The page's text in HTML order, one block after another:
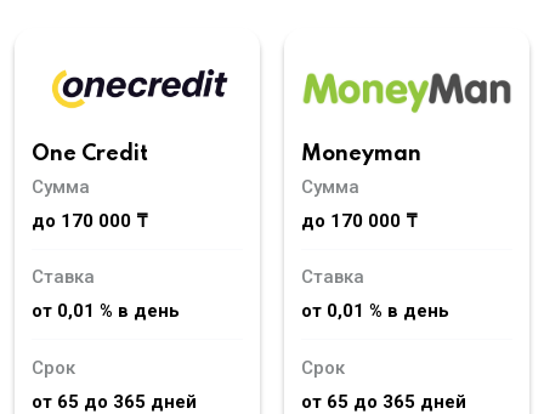
One Credit
Сумма
до 170 000 ₸
Ставка
от 0,01 % в день
Срок
от 65 до 365 дней
Moneyman
Сумма
до 170 000 ₸
Ставка
от 0,01 % в день
Срок
от 65 до 365 дней